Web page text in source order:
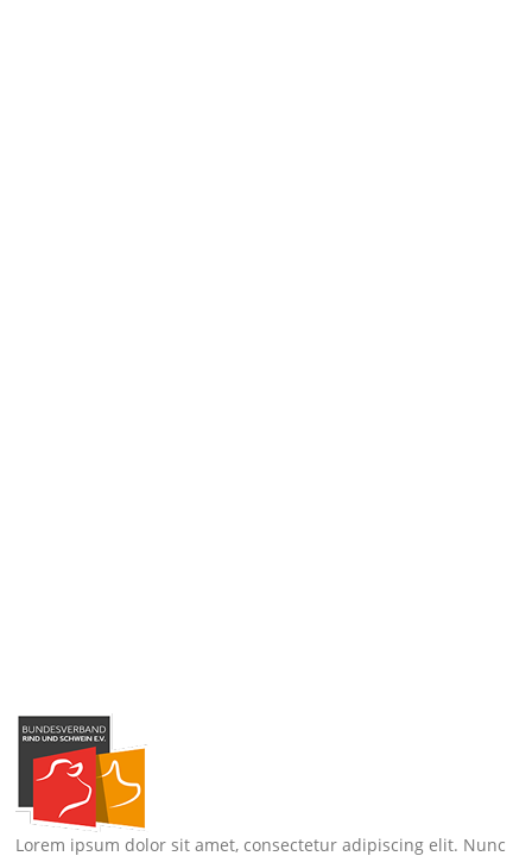
Lorem ipsum dolor sit amet, consectetur adipiscing elit. Nunc